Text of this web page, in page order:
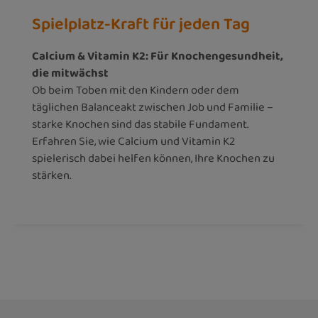
Spielplatz-Kraft für jeden Tag
Calcium & Vitamin K2: Für Knochengesundheit,
die mitwächst
Ob beim Toben mit den Kindern oder dem
täglichen Balanceakt zwischen Job und Familie –
starke Knochen sind das stabile Fundament.
Erfahren Sie, wie Calcium und Vitamin K2
spielerisch dabei helfen können, Ihre Knochen zu
stärken.